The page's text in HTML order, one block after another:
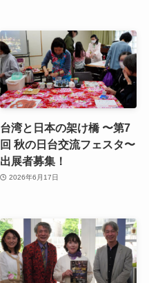
台湾と日本の架け橋 〜第7
回 秋の日台交流フェスタ〜
出展者募集！
2026年6月17日